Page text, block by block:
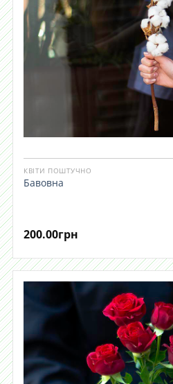
КВІТИ ПОШТУЧНО
Бавовна
200.00грн